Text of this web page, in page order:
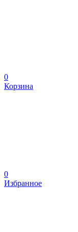
0
Корзина
0
Избранное